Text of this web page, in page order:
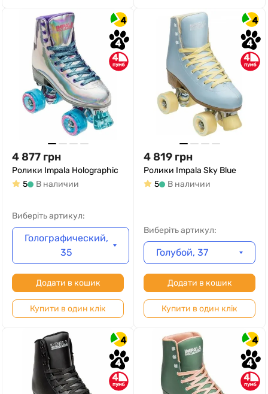
4
4
4
4 877 грн
Ролики Impala Holographic
5
В наличии
Виберіть артикул:
Голографический,
35
Додати в кошик
Купити в один клік
4
4
4
4 819 грн
Ролики Impala Sky Blue
5
В наличии
Виберіть артикул:
Голубой, 37
Додати в кошик
Купити в один клік
4
4
4
4
4
4